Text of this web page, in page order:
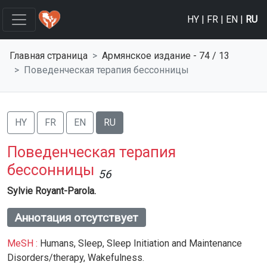
HY | FR | EN | RU
Главная страница
Армянское изданиe - 74 / 13
Поведенческая терапия бессонницы
HY FR EN RU
Поведенческая терапия
бессонницы 56
Sylvie Royant-Parola.
Аннотация отсутствует
MeSH : Humans, Sleep, Sleep Initiation and Maintenance
Disorders/therapy, Wakefulness.